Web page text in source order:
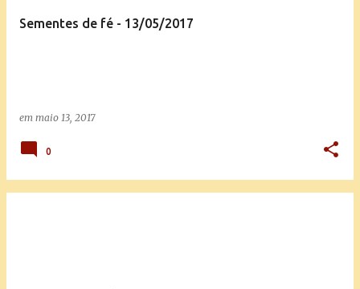
Sementes de fé - 13/05/2017
em maio 13, 2017
0